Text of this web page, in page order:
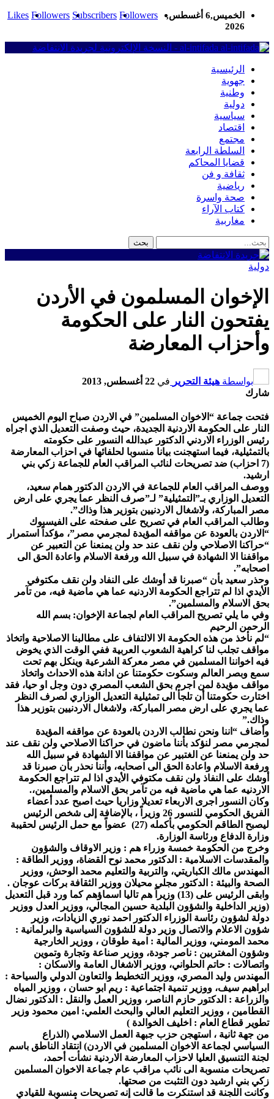
Likes Followers Subscribers Followers
الخميس,6 أغسطس,
2026
al-intifada - النسخة الإلكترونية لجريدة الانتفاضة
الرئيسية
جهوية
وطنية
دولية
سياسية
اقتصاد
مجتمع
السلطة الرابعة
قضايا المحاكم
ثقافة و فن
رياضية
صحة واسرة
كتاب الآراء
مغاربية
دولية
الإخوان المسلمون في الأردن
يفتحون النار على الحكومة
وأحزاب المعارضة
بواسطة هيئة التحرير في 22 أغسطس, 2013
شارك
فتحت جماعة “الاخوان المسلمين” في الاردن صباح اليوم الخميس
النار على الحكومة الاردنية الجديدة، حيث وصفت التعديل الذي اجراه
رئيس الوزراء الاردني الدكتور عبدالله النسور على حكومته
بالتمثيلية، فيما استهجنت بيانا منسوبا لحلفائها في احزاب المعارضة
(7 احزاب) ضد تصريحات لنائب المراقب العام للجماعة زكي بني
ارشيد.
ووصف المراقب العام للجماعة في الاردن الدكتور همام سعيد،
التعديل الوزاري بـ”التمثيلية” لـ”صرف النظر عما يجري على ارض
مصر المباركة، ولاشغال الاردنيين بتوزير هذا وذاك”.
وطالب المراقب العام في تصريح على صفحته على الفيسبوك
“الاردن بالعودة عن مواقفه المؤيدة لمجرمي مصر”، مؤكداً استمرار
“حراكنا الاصلاحي ولن نقف عند حد ولن يمنعنا عن التعبير عن
مواقفنا الا الشهادة في سبيل الله ورفعة الاسلام واعادة الحق الى
اصحابه”.
وحذر سعيد بأن “صبرنا قد أوشك على النفاد ولن نقف مكتوفي
الأيدي اذا لم تتراجع الحكومة الاردنيه عما هي ماضية فيه، من تآمر
بحق الاسلام والمسلمين”.
وفي ما يلي تصريح المراقب العام لجماعة الإخوان: بسم الله
الرحمن الرحيم
“لم نأخذ من هذه الحكومة الا الالتفاف على مطالبنا الاصلاحية واتخاذ
مواقف تجلب لنا كراهية الشعوب العربية ففي الوقت الذي يخوض
فيه اخواننا المسلمين في مصر معركة الشرعية وينكل بهم تحت
سمع وبصر العالم وسكوت حكومتنا عن ادانة هذه الاحداث واتخاذ
مواقف مؤيدة لمن اجرم بحق الشعب المصري دون وجل او حيا، فقد
اختارت حكومتنا أن تلجأ الى تمثيلية التعديل الوزاري لصرف النظر
عما يجري على ارض مصر المباركة، ولاشغال الاردنيين بتوزير هذا
وذاك.”
وأضاف “اننا ونحن نطالب الاردن بالعودة عن مواقفه المؤيدة
لمجرمي مصر لنؤكد بأننا ماضون في حراكنا الاصلاحي ولن نقف عند
حد ولن يمنعنا عن الغتبير عن مواقفنا الا الشهادة في سبيل الله
ورفعة الاسلام واعادة الحق الى اصحابه، وأننا نحذر بأن صبرنا قد
أوشك على النفاذ ولن نقف مكتوفي الأيدي اذا لم تتراجع الحكومة
الاردنيه عما هي ماضية فيه من تآمر بحق الاسلام والمسلمين،.
وكان النسور اجرى الاربعاء تعديلا وزاريا حيث اصبح عدد أعضاء
الفريق الحكومي للنسور 26 وزيراً ، بالإضافة إلى شخص الرئيس
ليصبح الطاقم الحكومي بأكمله (27) عضواً مع حمل الرئيس لحقيبة
وزارة الدفاع ورئاسة الوزارة.
وخرج من الحكومة خمسة وزراء هم : وزير الاوقاف والشؤون
والمقدسات الاسلامية : الدكتور محمد نوح القضاة، ووزير الطاقة :
المهندس مالك الكباريتي، والتربية والتعليم محمد الوحش، ووزير
الصحة والبيئة : الدكتور مجلي محيلان ووزير الثقافة بركات عوجان .
وابقى الرئيس على (13) وزيراً هم تاليا اسماؤهم كما ورد قبل التعديل
(وزير الداخلية والشؤون البلدية حسين المجالي، ووزير العدل ووزير
دولة لشؤون رئاسة الوزراء الدكتور احمد نوري الزيادات، وزير
شؤون الاعلام والاتصال وزير دولة للشؤون السياسية والبرلمانية :
محمد المومني، ووزير المالية : امية طوقان ، ووزير الخارجية
وشؤون المغتربين : ناصر جودة، ووزير صناعة وتجارة وتموين
واتصالات : حاتم الحلواني، ووزير الاشغال العامة والاسكان :
المهندس وليد المصري، ووزير التخطيط والتعاون الدولي والسياحة :
ابراهيم سيف، ووزير تنمية اجتماعية : ريم ابو حسان ، ووزير المياه
والزراعة : الدكتور حازم الناصر، ووزير العمل والنقل : الدكتور نضال
القطامين ، ووزير التعليم العالي والبحث العلمي: امين محمود وزير
تطوير قطاع العام : اخليف الخوالدة )
من جهة ثانية ، استهجن حزب جبهة العمل الاسلامي (الذراع
السياسي لجماعة الاخوان المسلمين في الاردن) انتقاد الناطق باسم
لجنة التنسيق العليا لاحزاب المعارضة الاردنية نشأت أحمد،
تصريحات منسوبة الى نائب مراقب عام جماعة الاخوان المسلمين
زكي بني ارشيد دون التثبت من صحتها.
وكانت اللجنة قد استنكرت ما قالت إنه تصريحات منسوبة للقيادي